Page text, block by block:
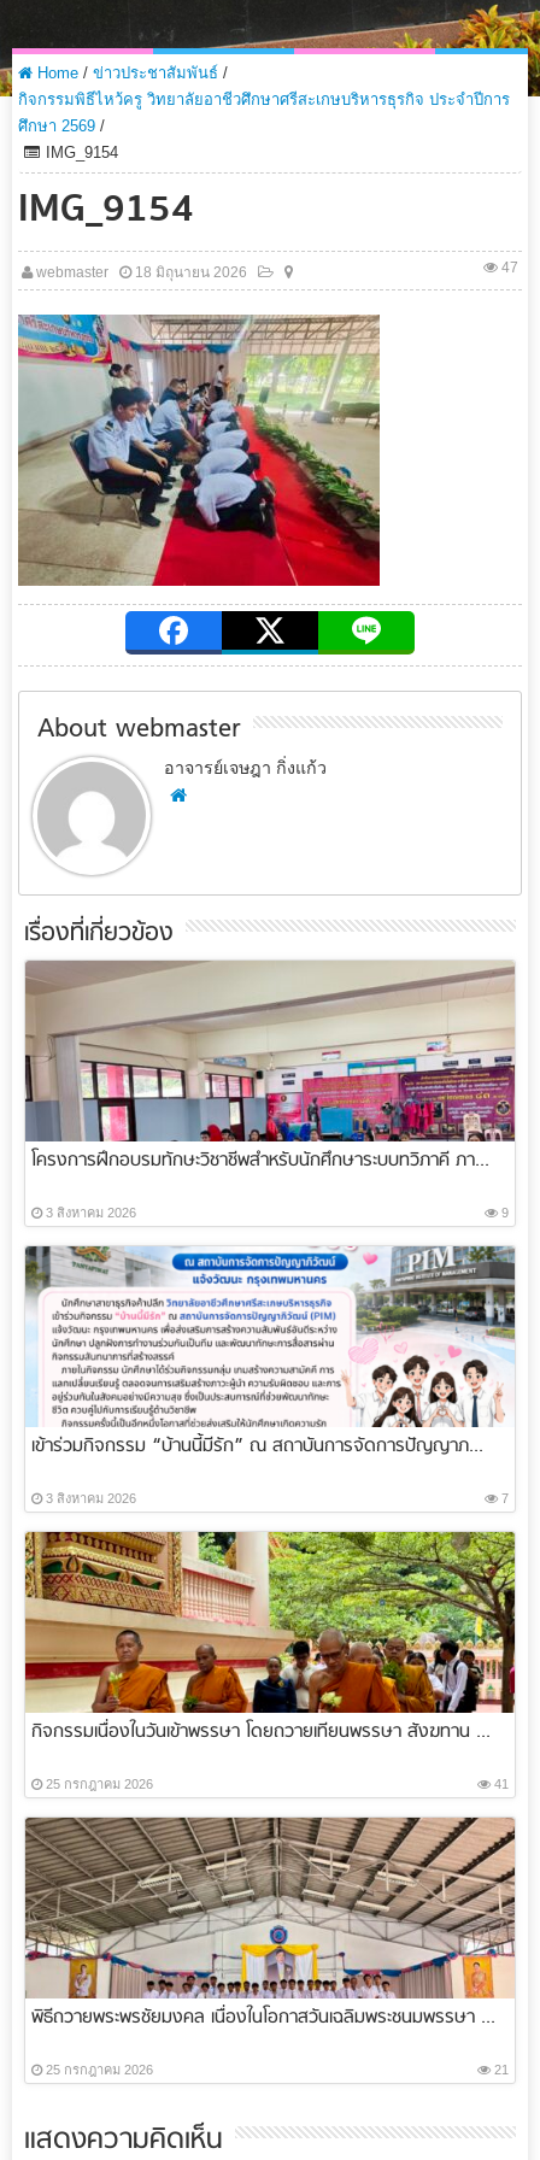
Home / ข่าวประชาสัมพันธ์ /
กิจกรรมพิธีไหว้ครู วิทยาลัยอาชีวศึกษาศรีสะเกษบริหารธุรกิจ ประจำปีการ
ศึกษา 2569 /
IMG_9154
IMG_9154
webmaster 18 มิถุนายน 2026 47
About webmaster
อาจารย์เจษฎา กิ่งแก้ว
เรื่องที่เกี่ยวข้อง
โครงการฝึกอบรมทักษะวิชาชีพสำหรับนักศึกษาระบบทวิภาคี ภา...
3 สิงหาคม 2026 9
เข้าร่วมกิจกรรม “บ้านนี้มีรัก” ณ สถาบันการจัดการปัญญาภ...
3 สิงหาคม 2026 7
กิจกรรมเนื่องในวันเข้าพรรษา โดยถวายเทียนพรรษา สังฆทาน ...
25 กรกฎาคม 2026 41
พิธีถวายพระพรชัยมงคล เนื่องในโอกาสวันเฉลิมพระชนมพรรษา ...
25 กรกฎาคม 2026 21
แสดงความคิดเห็น